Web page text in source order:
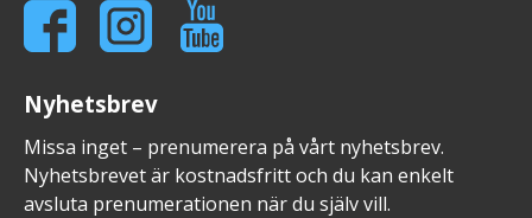
Nyhetsbrev
Missa inget – prenumerera på vårt nyhetsbrev.
Nyhetsbrevet är kostnadsfritt och du kan enkelt
avsluta prenumerationen när du själv vill.